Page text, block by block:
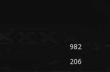
982
206